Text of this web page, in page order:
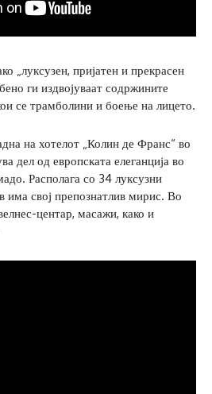
„луксузен, пријатен и прекрасен
ги издвојуваат содржините
се трамболини и боење на лицето.
на хотелот „Колин де Франс“ во
дел од европската елеганција во
Располага со 34 луксузни
има свој препознатлив мирис. Во
центар, масажи, како и